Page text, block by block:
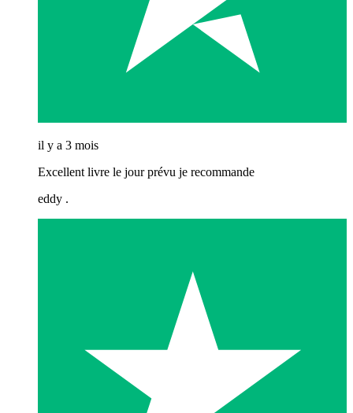
il y a 3 mois
Excellent livre le jour prévu je recommande
eddy .